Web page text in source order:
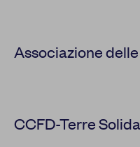
Associazione
CCFD-Terre